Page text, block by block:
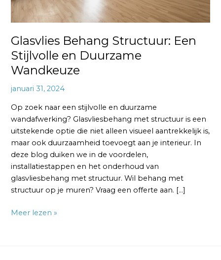
Glasvlies Behang Structuur: Een
Stijlvolle en Duurzame
Wandkeuze
januari 31, 2024
Op zoek naar een stijlvolle en duurzame
wandafwerking? Glasvliesbehang met structuur is een
uitstekende optie die niet alleen visueel aantrekkelijk is,
maar ook duurzaamheid toevoegt aan je interieur. In
deze blog duiken we in de voordelen,
installatiestappen en het onderhoud van
glasvliesbehang met structuur. Wil behang met
structuur op je muren? Vraag een offerte aan. […]
Meer lezen »